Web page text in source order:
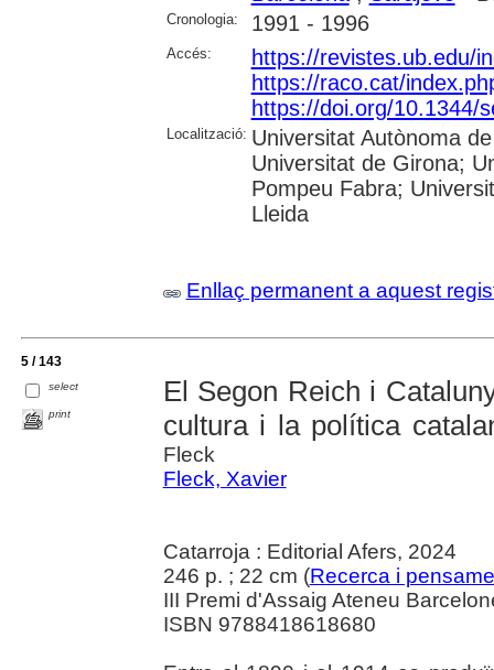
Cronologia: 1991 - 1996
Accés:
https://revistes.ub.edu/
https://raco.cat/
https://doi.org/10.1344/
Localització: Universitat Autònoma
Universitat de Girona;
Pompeu Fabra;
Lleida
Enllaç permanent a aquest
5 / 143
select
print
El Segon Reich i
cultura i la política
Fleck
Fleck, Xavier
Catarroja : Editorial Afers, 2024
246 p. ; 22 cm (Recerca i
III Premi d'Assaig Ateneu
ISBN 9788418618680